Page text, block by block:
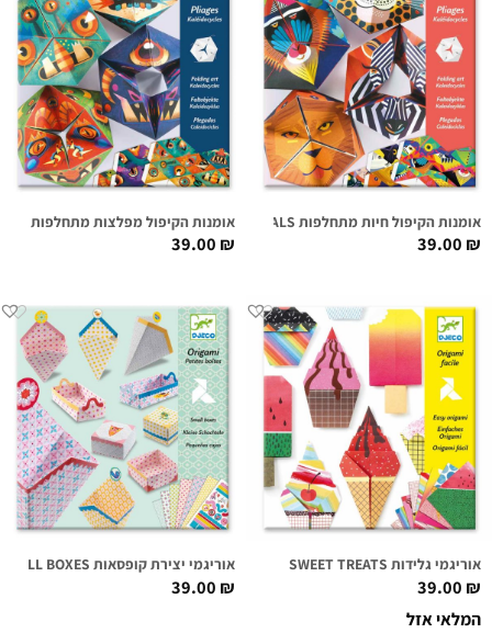
אומנות הקיפול חיות מתחלפות FLEXANIMALS
39.00₪
אומנות הקיפול מפלצות מתחלפות FLEXMONSTERS
39.00₪
אוריגמי גלידות SWEET TREATS
39.00₪
המלאי אזל
אוריגמי יצירת קופסאות SMALL BOXES
39.00₪